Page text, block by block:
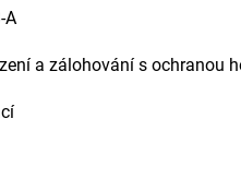
A
a zálohování s ochranou